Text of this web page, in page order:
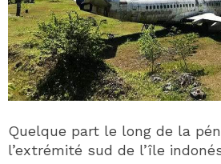
Quelque part le long de la
l’extrémité sud de l’île